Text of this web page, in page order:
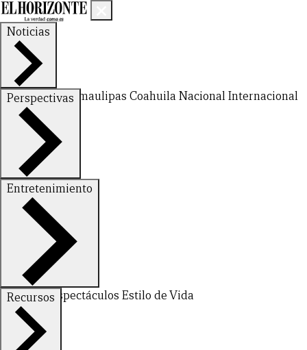
Noticias
Nuevo LeónTamaulipas Coahuila NacionalInternacional
Perspectivas
FinanzasOpinión
Entretenimiento
DeportesEspectáculos Estilo de Vida
Recursos